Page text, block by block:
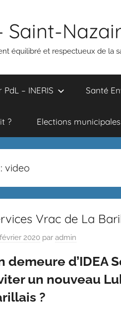
et respectueux de la
PdL – INERIS Santé
? Elections municipales
video
Vrac de La
2020par admin
demeure d’IDEA
un nouveau
?